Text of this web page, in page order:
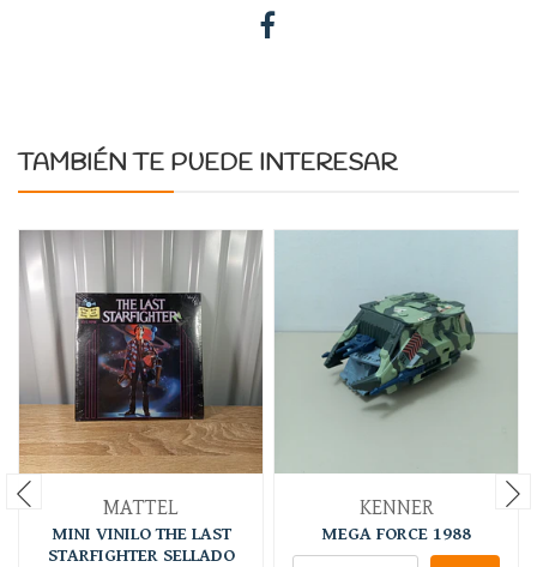
TAMBIÉN TE PUEDE INTERESAR
MATTEL
MINI VINILO THE LAST
STARFIGHTER SELLADO
KENNER
MEGA FORCE 1988